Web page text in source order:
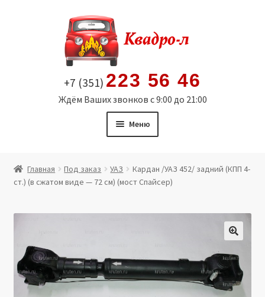
содержимому
+7 (351) 223 56 46
Ждём Ваших звонков с 9:00 до 21:00
Меню
Витрина
Мой аккаунт
Политика в отношении обработки персональных
данных
Производители
Главная Под заказ УАЗ
Кардан /УАЗ 452/ задний (КПП 4-
ст.) (в сжатом виде — 72 см) (мост Спайсер)